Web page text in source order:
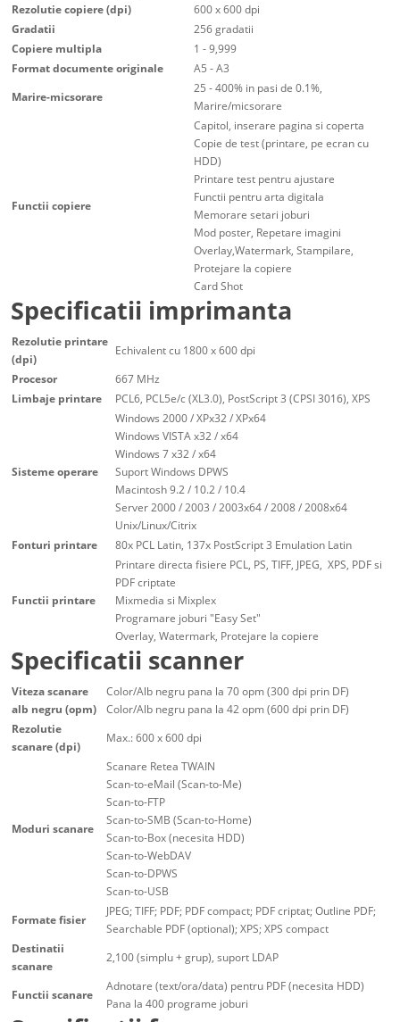
Rezolutie copiere (dpi)
600 x 600 dpi
Gradatii
256 gradatii
Copiere multipla
1 - 9,999
Format documente originale
A5 - A3
Marire-micsorare
25 - 400% in pasi de 0.1%,
Marire/micsorare
Functii copiere
Capitol, inserare pagina si coperta
Copie de test (printare, pe ecran cu
HDD)
Printare test pentru ajustare
Functii pentru arta digitala
Memorare setari joburi
Mod poster, Repetare imagini
Overlay,Watermark, Stampilare,
Protejare la copiere
Card Shot
Specificatii imprimanta
Rezolutie printare
(dpi)
Echivalent cu 1800 x 600 dpi
Procesor
667 MHz
Limbaje printare
PCL6, PCL5e/c (XL3.0), PostScript 3 (CPSI 3016), XPS
Sisteme operare
Windows 2000 / XPx32 / XPx64
Windows VISTA x32 / x64
Windows 7 x32 / x64
Suport Windows DPWS
Macintosh 9.2 / 10.2 / 10.4
Server 2000 / 2003 / 2003x64 / 2008 / 2008x64
Unix/Linux/Citrix
Fonturi printare
80x PCL Latin, 137x PostScript 3 Emulation Latin
Functii printare
Printare directa fisiere PCL, PS, TIFF, JPEG, XPS, PDF si
PDF criptate
Mixmedia si Mixplex
Programare joburi "Easy Set"
Overlay, Watermark, Protejare la copiere
Specificatii scanner
Viteza scanare
alb negru (opm)
Color/Alb negru pana la 70 opm (300 dpi prin DF)
Color/Alb negru pana la 42 opm (600 dpi prin DF)
Rezolutie
scanare (dpi)
Max.: 600 x 600 dpi
Moduri scanare
Scanare Retea TWAIN
Scan-to-eMail (Scan-to-Me)
Scan-to-FTP
Scan-to-SMB (Scan-to-Home)
Scan-to-Box (necesita HDD)
Scan-to-WebDAV
Scan-to-DPWS
Scan-to-USB
Formate fisier
JPEG; TIFF; PDF; PDF compact; PDF criptat; Outline PDF;
Searchable PDF (optional); XPS; XPS compact
Destinatii
scanare
2,100 (simplu + grup), suport LDAP
Functii scanare
Adnotare (text/ora/data) pentru PDF (necesita HDD)
Pana la 400 programe joburi